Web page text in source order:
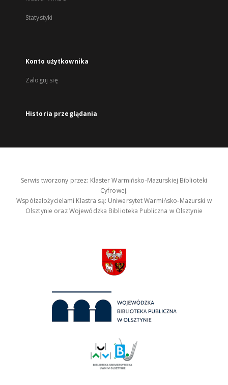
Statystyki
Konto użytkownika
Zaloguj się
Historia przeglądania
Serwis tworzony przez: Klaster Warmińsko-Mazurskiej Biblioteki
Cyfrowej.
Współzałożycielami Klastra są: Uniwersytet Warmińsko-Mazurski w
Olsztynie oraz Wojewódzka Biblioteka Publiczna w Olsztynie